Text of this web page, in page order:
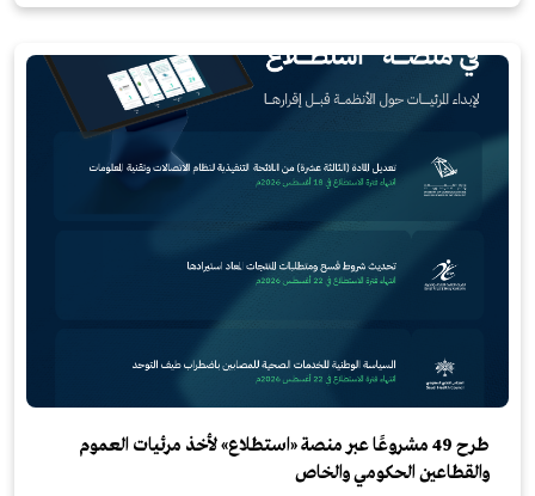
طرح 49 مشروعًا عبر منصة «استطلاع» لأخذ مرئيات العموم
والقطاعين الحكومي والخاص